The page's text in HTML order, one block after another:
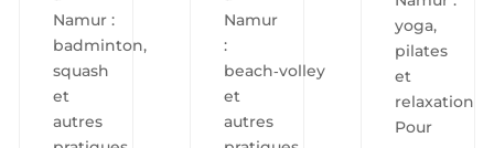
Namur :
badminton,
squash
et
autres
Namur
:
beach‑volley
et
autres
yoga,
pilates
et
relaxation
Pour